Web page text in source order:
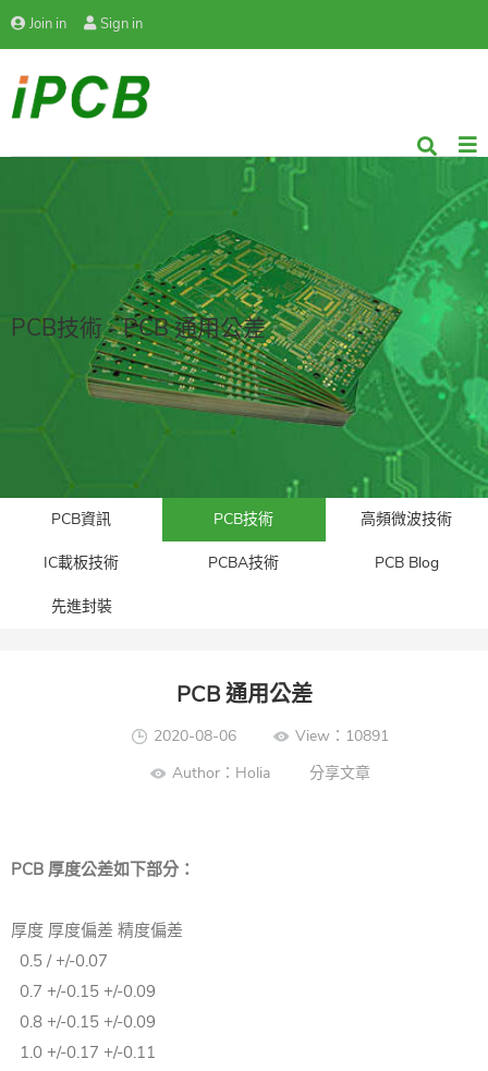
Join in Sign in
PCB技術 - PCB 通用公差
PCB資訊 PCB技術 高頻微波技術
IC載板技術 PCBA技術 PCB Blog
先進封裝​
PCB 通用公差
2020-08-06
View：10891
Author：Holia 分享文章
PCB 厚度公差如下部分：
厚度 厚度偏差 精度偏差
0.5 / +/-0.07
0.7 +/-0.15 +/-0.09
0.8 +/-0.15 +/-0.09
1.0 +/-0.17 +/-0.11